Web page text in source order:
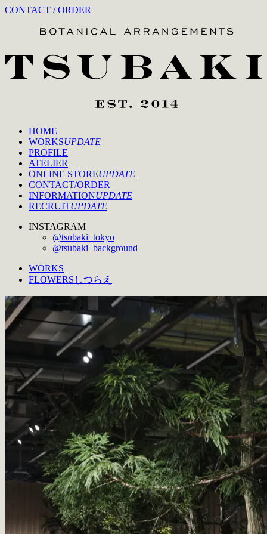
CONTACT / ORDER
HOME
WORKSUPDATE
PROFILE
ATELIER
ONLINE STOREUPDATE
CONTACT/ORDER
INFORMATIONUPDATE
RECRUITUPDATE
INSTAGRAM
@tsubaki_tokyo
@tsubaki_background
WORKS
FLOWERS しつらえ